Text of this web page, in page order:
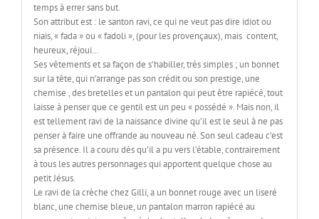
temps à errer sans but.
Son attribut est : le santon ravi, ce qui ne veut pas dire idiot ou
niais, « fada » ou « fadoli », (pour les provençaux), mais content,
heureux, réjoui…
Ses vêtements et sa façon de s’habiller, très simples ; un bonnet
sur la tête, qui n’arrange pas son crédit ou son prestige, une
chemise , des bretelles et un pantalon qui peut être rapiécé, tout
laisse à penser que ce gentil est un peu « possédé ». Mais non, il
est tellement ravi de la naissance divine qu’il est le seul à ne pas
penser à faire une offrande au nouveau né. Son seul cadeau c’est
sa présence. Il a couru dès qu’il a pu vers l’étable, contrairement
à tous les autres personnages qui apportent quelque chose au
petit Jésus.
Le ravi de la crèche chez Gilli, a un bonnet rouge avec un liseré
blanc, une chemise bleue, un pantalon marron rapiécé au